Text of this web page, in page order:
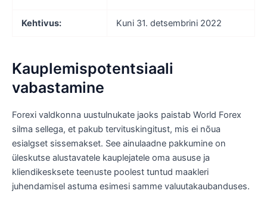
Kehtivus: Kuni 31. detsembrini 2022
Kauplemispotentsiaali
vabastamine
Forexi valdkonna uustulnukate jaoks paistab World Forex
silma sellega, et pakub tervituskingitust, mis ei nõua
esialgset sissemakset. See ainulaadne pakkumine on
üleskutse alustavatele kauplejatele oma aususe ja
kliendikesksete teenuste poolest tuntud maakleri
juhendamisel astuma esimesi samme valuutakaubanduses.